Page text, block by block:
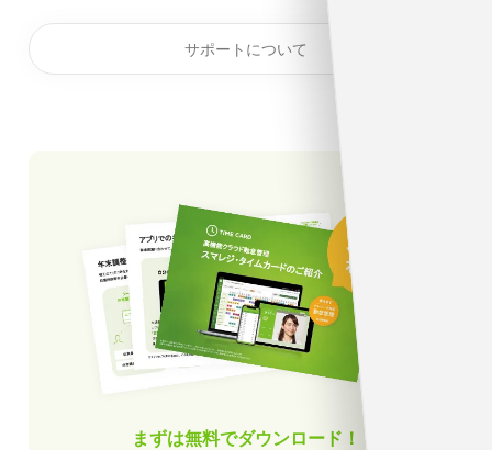
サポートについて
まずは無料でダウンロード！